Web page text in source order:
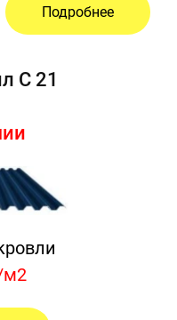
Подробнее
C 21
м2